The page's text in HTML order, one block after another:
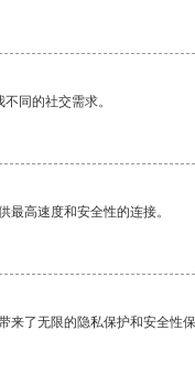
同的社交需求。
最高速度和安全性的连接。
了无限的隐私保护和安全性保